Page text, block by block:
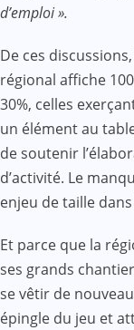
d’emploi ».
De ces
régional affiche
30%, celles
un élément au
de soutenir
d’activité. Le
enjeu de taille
Et parce que la
ses grands
se vêtir de
épingle du jeu et